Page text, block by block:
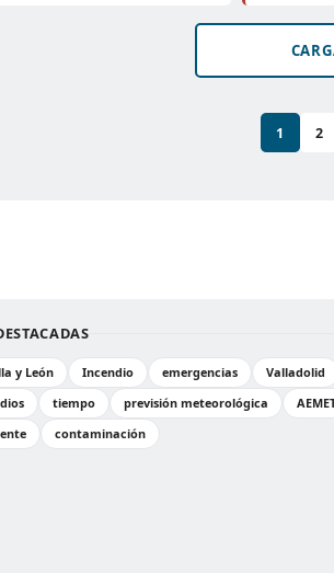
1 2
y León Incendio emergencias Valladolid
tiempo previsión meteorológica
contaminación